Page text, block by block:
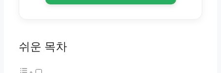
쉬운 목차